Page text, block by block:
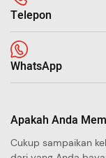
Telepon
WhatsApp
Apakah Anda
Cukup sampaikan